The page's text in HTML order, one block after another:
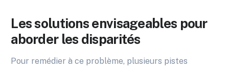
Les solutions envisageables pour
aborder les disparités
Pour remédier à ce problème, plusieurs pistes